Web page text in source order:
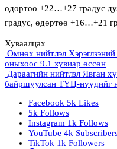
өдөртөө +22…+27 градус
градус, өдөртөө +16…+21
Хуваалцах
Өмнөх нийтлэл
оныхоос 9.1 хувиар өссөн
Дараагийн нийтлэл Явган
байршуулсан ТҮЦ-нүүдийг
Facebook 5k Likes
5k Follows
Instagram 1k Follows
YouTube 4k
TikTok 1k Followers